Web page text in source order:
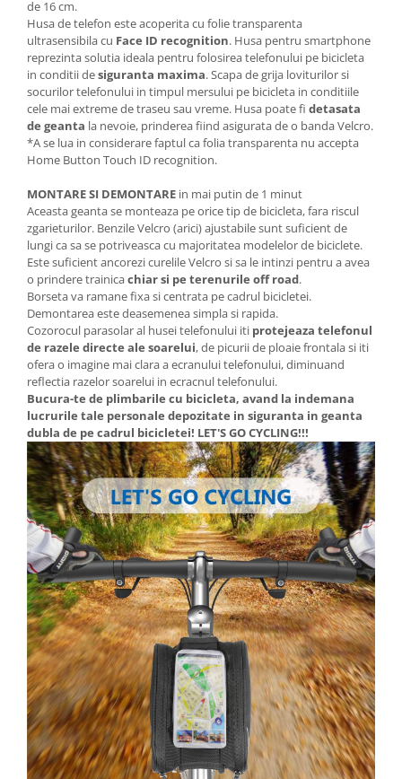
de 16 cm.
Husa de telefon este acoperita cu folie transparenta
ultrasensibila cu Face ID recognition. Husa pentru smartphone
reprezinta solutia ideala pentru folosirea telefonului pe bicicleta
in conditii desiguranta maxima. Scapa de grija loviturilor si
socurilor telefonului in timpul mersului pe bicicleta in conditiile
cele mai extreme de traseu sau vreme. Husa poate fi detasata
de geanta la nevoie, prinderea fiind asigurata de o banda Velcro.
*A se lua in considerare faptul ca folia transparenta nu accepta
Home Button Touch ID recognition.
MONTARE SI DEMONTARE in mai putin de 1 minut
Aceasta geanta se monteaza pe orice tip de bicicleta, fara riscul
zgarieturilor. Benzile Velcro (arici) ajustabile sunt suficient de
lungi ca sa se potriveasca cu majoritatea modelelor de biciclete.
Este suficient ancorezi curelile Velcro si sa le intinzi pentru a avea
o prindere trainicachiar si pe terenurile off road.
Borseta va ramane fixa si centrata pe cadrul bicicletei.
Demontarea este deasemenea simpla si rapida.
Cozorocul parasolar al husei telefonului iti protejeaza telefonul
de razele directe ale soarelui, de picurii de ploaie frontala si iti
ofera o imagine mai clara a ecranului telefonului, diminuand
reflectia razelor soarelui in ecracnul telefonului.
Bucura-te de plimbarile cu bicicleta, avand la indemana
lucrurile tale personale depozitate in siguranta in geanta
dubla de pe cadrul bicicletei! LET'S GO CYCLING!!!